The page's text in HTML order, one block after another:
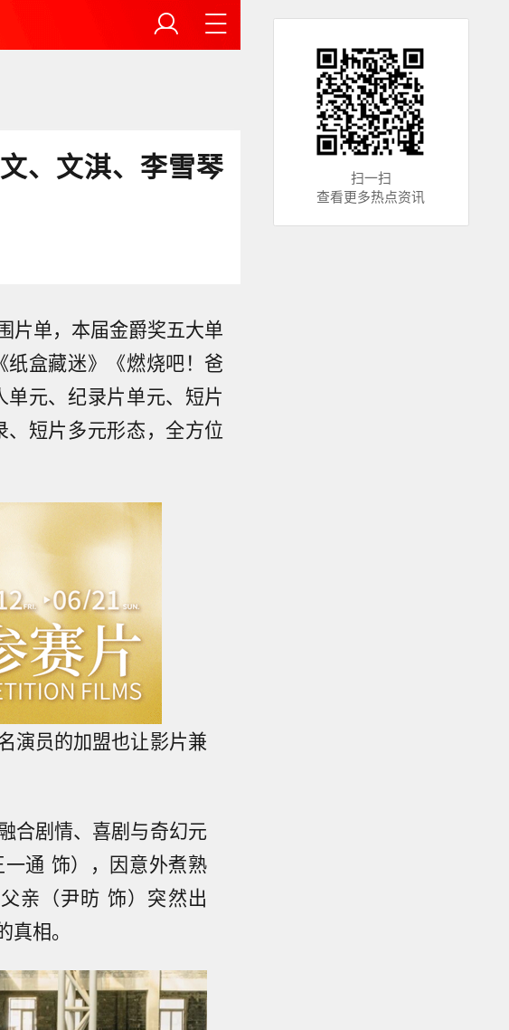
、文淇、李雪琴
片单，本届金爵奖五大单
盒藏迷》《燃烧吧！爸
元、纪录片单元、短片
短片多元形态，全方位
演员的加盟也让影片兼
合剧情、喜剧与奇幻元
通 饰），因意外煮熟
亲（尹昉 饰）突然出
相。
扫一扫
查看更多热点资讯